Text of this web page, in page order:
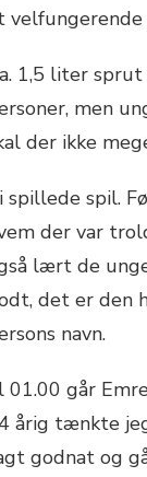
velfungerende
1,5 liter
men
der ikke
spillede spil.
der var
lært de
det er den
navn.
01.00 går
årig tænkte
godnat og